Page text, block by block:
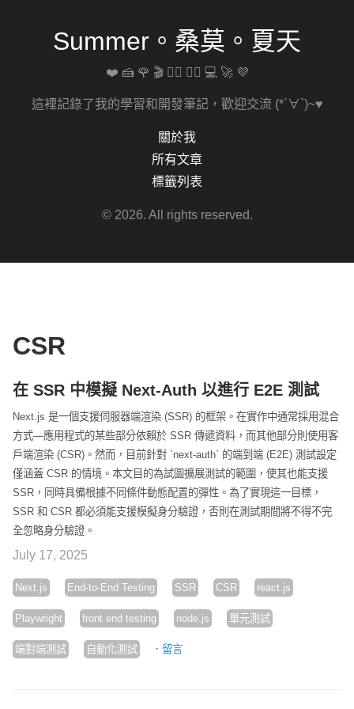
Summer。桑莫。夏天
❤️ 🍰 🌹 🎬 🚴‍♀️ 🏋️‍♀️ 💻 🚀 💜
這裡記錄了我的學習和開發筆記，歡迎交流 (*´∀`)~♥
關於我
所有文章
標籤列表
© 2026. All rights reserved.
CSR
在 SSR 中模擬 Next-Auth 以進行 E2E 測試
Next.js 是一個支援伺服器端渲染 (SSR) 的框架。在實作中通常採用混合
方式—應用程式的某些部分依賴於 SSR 傳遞資料，而其他部分則使用客
戶端渲染 (CSR)。然而，目前針對 `next-auth` 的端到端 (E2E) 測試設定
僅涵蓋 CSR 的情境。本文目的為試圖擴展測試的範圍，使其也能支援
SSR，同時具備根據不同條件動態配置的彈性。為了實現這一目標，
SSR 和 CSR 都必須能支援模擬身分驗證，否則在測試期間將不得不完
全忽略身分驗證。
July 17, 2025
Next.js End-to-End Testing SSR CSR react.js
Playwright front end testing node.js 單元測試
端對端測試 自動化測試 · 留言